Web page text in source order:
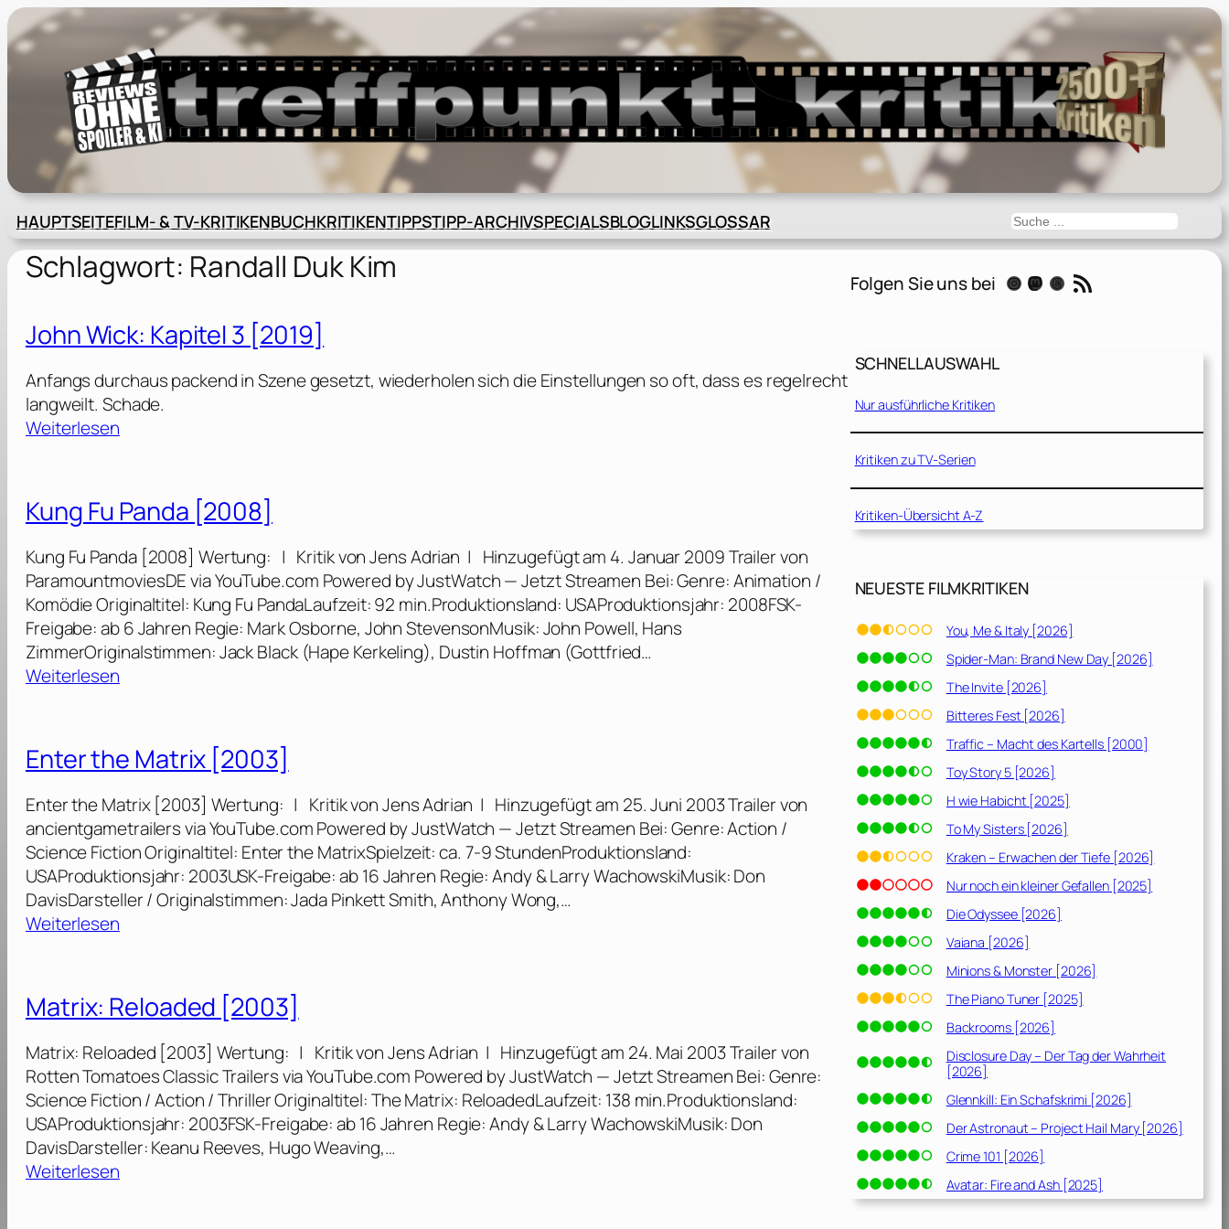
Zum
Inhalt
springen
HAUPTSEITEFILM- & TV-KRITIKENBUCHKRITIKENTIPPSTIPP-ARCHIVSPECIALSBLOGLINKSGLOSSAR Suchen
Schlagwort: Randall Duk Kim
John Wick: Kapitel 3 [2019]
Anfangs durchaus packend in Szene gesetzt, wiederholen sich die Einstellungen so oft, dass es regelrecht
langweilt. Schade.
Weiterlesen:
h
n
W
i
c
k
:
K
a
t
l
3
[
2
0
]
Kung Fu Panda [2008]
Kung Fu Panda [2008] Wertung: | Kritik von Jens Adrian | Hinzugefügt am 4. Januar 2009 Trailer von
ParamountmoviesDE via YouTube.com Powered by JustWatch — Jetzt Streamen Bei: Genre: Animation /
Komödie Originaltitel: Kung Fu PandaLaufzeit: 92 min.Produktionsland: USAProduktionsjahr: 2008FSK-
Freigabe: ab 6 Jahren Regie: Mark Osborne, John StevensonMusik: John Powell, Hans
ZimmerOriginalstimmen: Jack Black (Hape Kerkeling), Dustin Hoffman (Gottfried…
Weiterlesen:
g
u
P
a
n
d
a
0
8
]
Enter the Matrix [2003]
Enter the Matrix [2003] Wertung: | Kritik von Jens Adrian | Hinzugefügt am 25. Juni 2003 Trailer von
ancientgametrailers via YouTube.com Powered by JustWatch — Jetzt Streamen Bei: Genre: Action /
Science Fiction Originaltitel: Enter the MatrixSpielzeit: ca. 7-9 StundenProduktionsland:
USAProduktionsjahr: 2003USK-Freigabe: ab 16 Jahren Regie: Andy & Larry WachowskiMusik: Don
DavisDarsteller / Originalstimmen: Jada Pinkett Smith, Anthony Wong,…
Weiterlesen:
t
e
t
h
e
M
a
t
Matrix: Reloaded [2003]
Matrix: Reloaded [2003] Wertung: | Kritik von Jens Adrian | Hinzugefügt am 24. Mai 2003 Trailer von
Rotten Tomatoes Classic Trailers via YouTube.com Powered by JustWatch — Jetzt Streamen Bei: Genre:
Science Fiction / Action / Thriller Originaltitel: The Matrix: ReloadedLaufzeit: 138 min.Produktionsland:
USAProduktionsjahr: 2003FSK-Freigabe: ab 16 Jahren Regie: Andy & Larry WachowskiMusik: Don
DavisDarsteller: Keanu Reeves, Hugo Weaving,…
Weiterlesen:
Folgen Sie uns bei Instagram Mastodon Threads RSS-Feed
SCHNELLAUSWAHL
Nur ausführliche Kritiken
Kritiken zu TV-Serien
Kritiken-Übersicht A-Z
NEUESTE FILMKRITIKEN
You, Me & Italy [2026]
Spider-Man: Brand New Day [2026]
The Invite [2026]
Bitteres Fest [2026]
Traffic – Macht des Kartells [2000]
Toy Story 5 [2026]
H wie Habicht [2025]
To My Sisters [2026]
Kraken – Erwachen der Tiefe [2026]
Nur noch ein kleiner Gefallen [2025]
Die Odyssee [2026]
Vaiana [2026]
Minions & Monster [2026]
The Piano Tuner [2025]
Backrooms [2026]
Disclosure Day – Der Tag der Wahrheit
[2026]
Glennkill: Ein Schafskrimi [2026]
Der Astronaut – Project Hail Mary [2026]
Crime 101 [2026]
Avatar: Fire and Ash [2025]